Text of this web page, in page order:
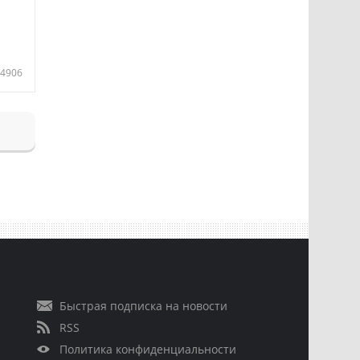
4906
Быстрая подписка на новости
RSS
Политика конфиденциальности